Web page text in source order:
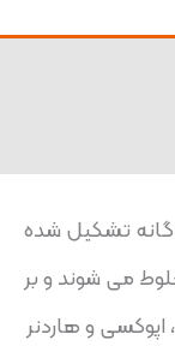
تشکیل شده
می شوند و بر
و هاردنر